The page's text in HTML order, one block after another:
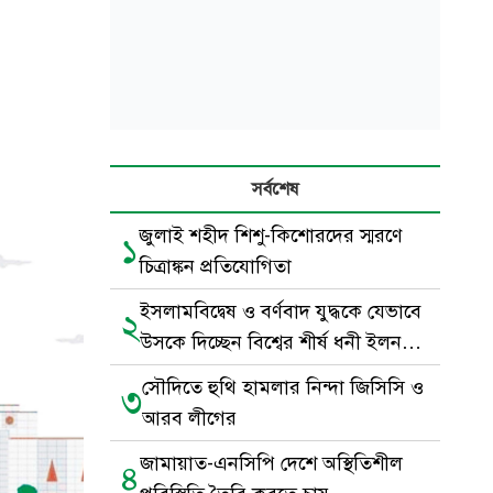
সর্বশেষ
১জুলাই শহীদ শিশু-কিশোরদের স্মরণে
চিত্রাঙ্কন প্রতিযোগিতা
২ইসলামবিদ্বেষ ও বর্ণবাদ যুদ্ধকে যেভাবে
উসকে দিচ্ছেন বিশ্বের শীর্ষ ধনী ইলন
মাস্ক
৩সৌদিতে হুথি হামলার নিন্দা জিসিসি ও
আরব লীগের
৪জামায়াত-এনসিপি দেশে অস্থিতিশীল